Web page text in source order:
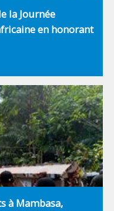
la Journée
en honorant
à Mambasa,